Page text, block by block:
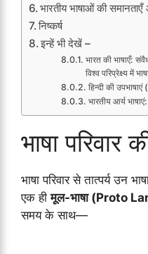
भारतीय भाषाओं की समानताएँ
निष्कर्ष
इन्हें भी देखें –
भारत की भाषाएँ:
विश्व परिप्रेक्ष्य में
हिन्दी की उपभाषाएं
भारतीय आर्य भाषाएं:
भाषा परिवार
भाषा परिवार से तात्पर्य
एक हीमूल-भाषा (Proto
समय के साथ—